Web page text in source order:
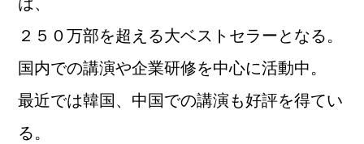
は、
２５０万部を超える大ベストセラーとなる。
国内での講演や企業研修を中心に活動中。
最近では韓国、中国での講演も好評を得てい
る。